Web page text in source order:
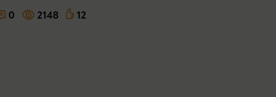
0 2148 12